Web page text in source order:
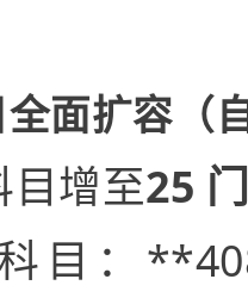
面扩容（
目增至25
目：